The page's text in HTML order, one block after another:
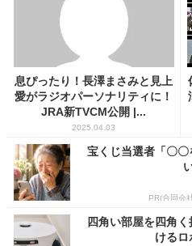
息ぴったり！長澤まさみと見上
愛がラジオパーソナリティに！
JRA新TVCM公開 |...
2025.04.03
宝くじ当選者「〇
PR(合同会
四角い部屋を四角
けるロ